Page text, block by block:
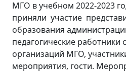
МГО в учебном 2022-2023
приняли участие
образования
педагогические работники
организаций МГО,
мероприятия, гости.